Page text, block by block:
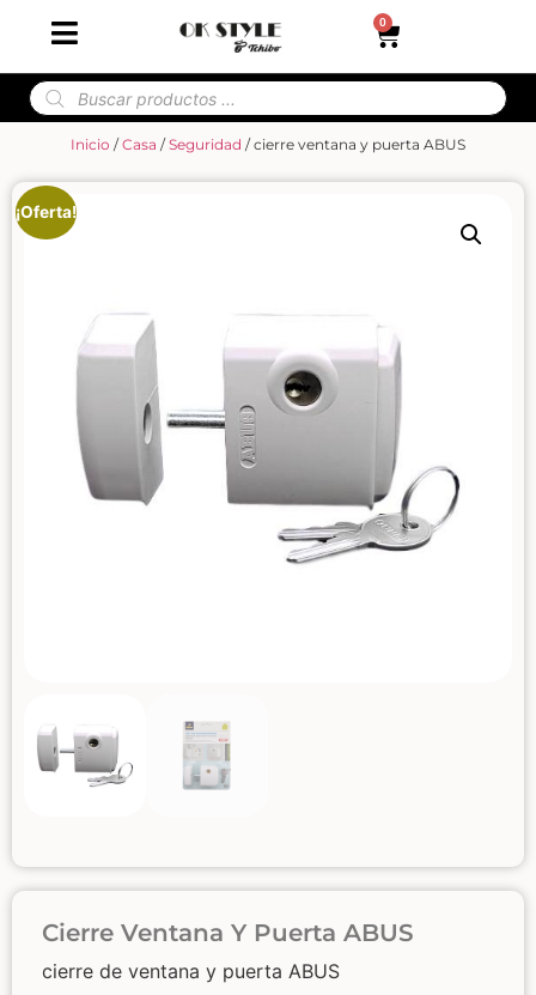
0
Inicio /Casa /Seguridad / cierre ventana y puerta ABUS
¡Oferta!
Cierre Ventana Y Puerta ABUS
cierre de ventana y puerta ABUS